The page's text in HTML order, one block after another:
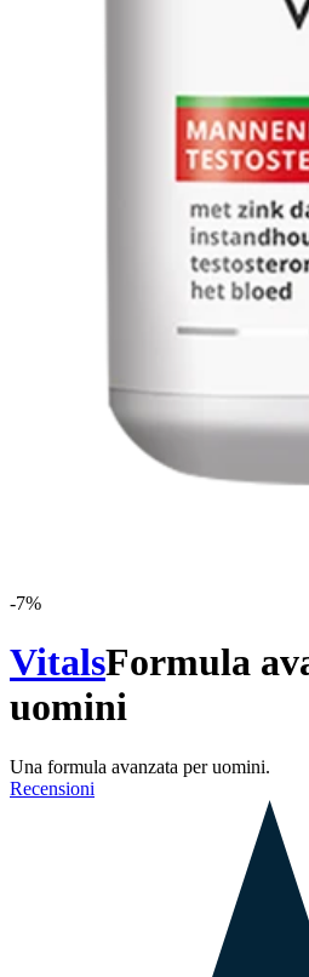
-7%
VitalsFormula
uomini
Una formula avanzata per uomini.
Recensioni